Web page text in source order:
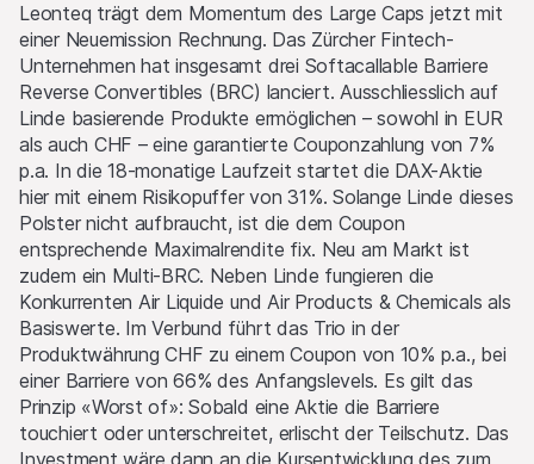
Leonteq trägt dem Momentum des Large Caps jetzt mit
einer Neuemission Rechnung. Das Zürcher Fintech-
Unternehmen hat insgesamt drei Softacallable Barriere
Reverse Convertibles (BRC) lanciert. Ausschliesslich auf
Linde basierende Produkte ermöglichen – sowohl in EUR
als auch CHF – eine garantierte Couponzahlung von 7%
p.a. In die 18-monatige Laufzeit startet die DAX-Aktie
hier mit einem Risikopuffer von 31%. Solange Linde dieses
Polster nicht aufbraucht, ist die dem Coupon
entsprechende Maximalrendite fix. Neu am Markt ist
zudem ein Multi-BRC. Neben Linde fungieren die
Konkurrenten Air Liquide und Air Products & Chemicals als
Basiswerte. Im Verbund führt das Trio in der
Produktwährung CHF zu einem Coupon von 10% p.a., bei
einer Barriere von 66% des Anfangslevels. Es gilt das
Prinzip «Worst of»: Sobald eine Aktie die Barriere
touchiert oder unterschreitet, erlischt der Teilschutz. Das
aktiv sein. Die Handels- oder Absicherungsgeschäfte der
Emittentin und/oder der Lead Manager und/oder
beauftragter Drittparteien können den Preis des Basiswerts
beeinflussen und können einen Einfluss darauf haben, ob der
relevante Barrier Level, falls es einen solchen gibt, erreicht
wird.
Performance
Die vergangene Kursentwicklung ist keine Indikation oder
Garantie für die zukünftige Performance eines Produktes
oder Basiswertes. Der Wert von Anlagen kann Schwankungen
unterworfen sein, und die Anleger erhalten unter Umständen
nicht den gesamten investierten Betrag zurück. Auch
Wechselkursschwankungen könnten den Wert einer Anlage
steigern oder verringern.
Verkaufsrestriktionen